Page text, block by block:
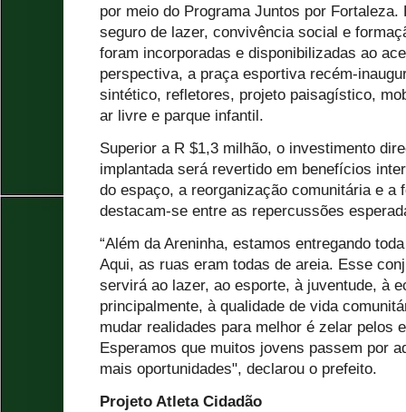
por meio do Programa Juntos por
seguro de lazer, convivência social e
foram incorporadas e disponibilizadas ao
perspectiva, a praça esportiva recém-
sintético, refletores, projeto paisagístico,
ar livre e parque infantil.
Superior a R $1,3 milhão, o investimento
implantada será revertido em benefícios
do espaço, a reorganização comunitária e a
destacam-se entre as repercussões
“Além da Areninha, estamos entregando
Aqui, as ruas eram todas de areia. Esse
servirá ao lazer, ao esporte, à juventude, à
principalmente, à qualidade de vida
mudar realidades para melhor é zelar pelos
Esperamos que muitos jovens passem por
mais oportunidades", declarou o prefeito.
Projeto Atleta Cidadão